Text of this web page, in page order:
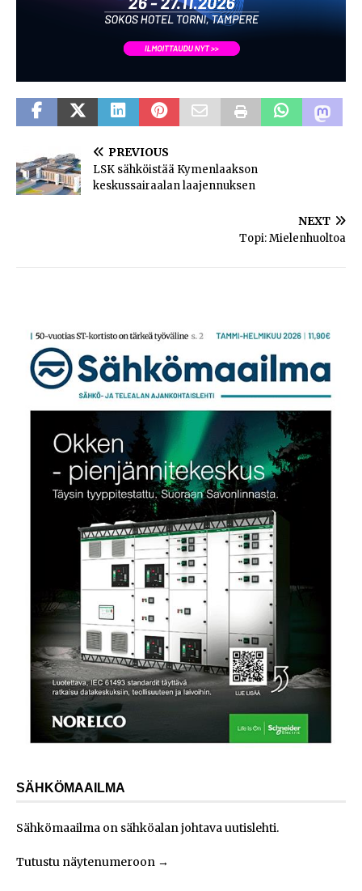
PREVIOUS
LSK sähköistää Kymenlaakson
keskussairaalan laajennuksen
NEXT
Topi: Mielenhuoltoa
SÄHKÖMAAILMA
Sähkömaailma on sähköalan johtava uutislehti.
Tutustu näytenumeroon →